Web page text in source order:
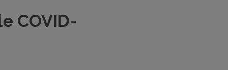
COVID-